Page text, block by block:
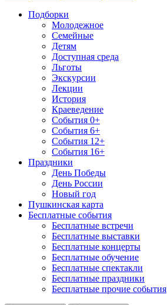
Подборки
Молодежное
Семейные
Детям
Доступная среда
Льготы
Экскурсии
Лекции
История
Краеведение
События 0+
События 6+
События 12+
События 16+
Праздники
День Победы
День России
Новый год
Пушкинская карта
Бесплатные события
Бесплатные встречи
Бесплатные выставки
Бесплатные концерты
Бесплатные обучение
Бесплатные спектакли
Бесплатные праздники
Бесплатные прочие события